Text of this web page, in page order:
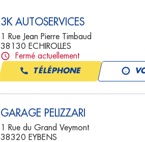
3K AUTOSERVICES
1 Rue Jean Pierre Timbaud
38130 ECHIROLLES
Fermé actuellement
TÉLÉPHONE
GARAGE PELIZZARI
1 Rue du Grand Veymont
38320 EYBENS